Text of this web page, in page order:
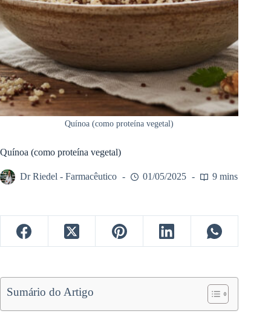
Quínoa (como proteína vegetal)
Quínoa (como proteína vegetal)
Dr Riedel - Farmacêutico 01/05/2025 9 mins
Sumário do Artigo